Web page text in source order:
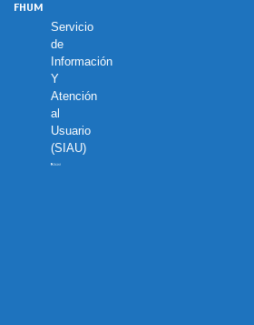
FHUM
Servicio
de
Información
Y
Atención
al
Usuario
(SIAU)